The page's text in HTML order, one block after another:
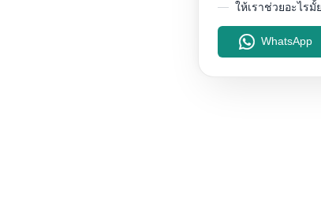
ให้เราช่วยอะไรมั้
WhatsApp